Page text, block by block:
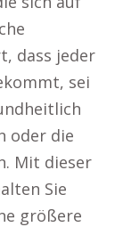
dass jeder
sei
oder die
Mit dieser
Sie
größere